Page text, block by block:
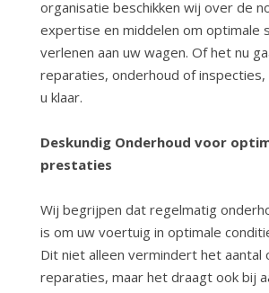
organisatie beschikken wij over de
expertise en middelen om optimale
verlenen aan uw wagen. Of het nu
reparaties, onderhoud of
u klaar.
Deskundig Onderhoud voor
prestaties
Wij begrijpen dat regelmatig
is om uw voertuig in optimale
Dit niet alleen vermindert het aantal
reparaties, maar het draagt ook bij